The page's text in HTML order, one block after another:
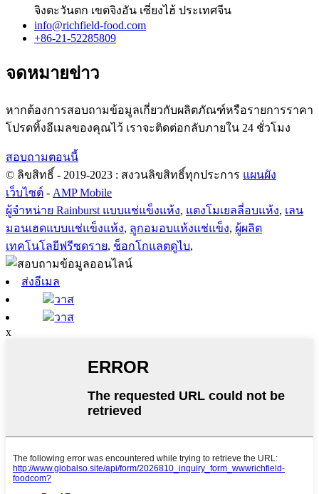
จิงตะวันตก เขตจิงอัน เซี่ยงไฮ้ ประเทศจีน
info@richfield-food.com
+86-21-52285809
จดหมายข่าว
หากต้องการสอบถามข้อมูลเกี่ยวกับผลิตภัณฑ์หรือรายการราคา
โปรดทิ้งอีเมลของคุณไว้ เราจะติดต่อกลับภายใน 24 ชั่วโมง
สอบถามตอนนี้
© ลิขสิทธิ์ - 2019-2023 : สงวนลิขสิทธิ์ทุกประการ แผนผัง
เว็บไซต์ - AMP Mobile
ผู้จำหน่าย Rainburst แบบแช่แข็งแห้ง, แตงโมเยลลี่อบแห้ง, เลน
มอนเฮดแบบแช่แข็งแห้ง, ลูกอมอบแห้งแช่แข็ง, ผู้ผลิต
เทคโนโลยีฟรีซดราย, ช็อกโกแลตดูไบ,
ส่งอีเมล
วาส
วาส
x